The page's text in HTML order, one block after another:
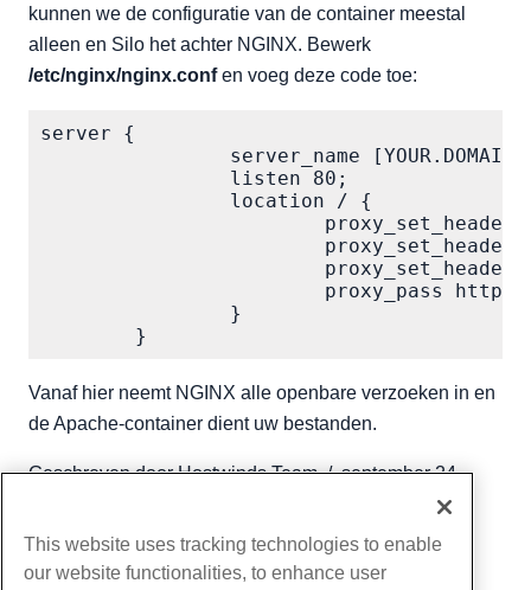
kunnen we de configuratie van de container meestal
alleen en Silo het achter NGINX. Bewerk
/etc/nginx/nginx.confen voeg deze code toe:
server {
server_name
                listen 80;
                location / {
proxy_set_header
proxy_set_header
proxy_set_header
proxy_pass
                }
Vanaf hier neemt NGINX alle openbare verzoeken in en
de Apache-container dient uw bestanden.
Geschreven door Hostwinds Team/september 24,
Kopiëren URL
This website uses tracking technologies to enable
our website functionalities, to enhance user